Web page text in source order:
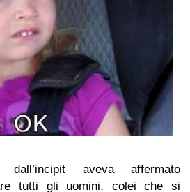
aveva affermato
tutti gli uomini, colei che si